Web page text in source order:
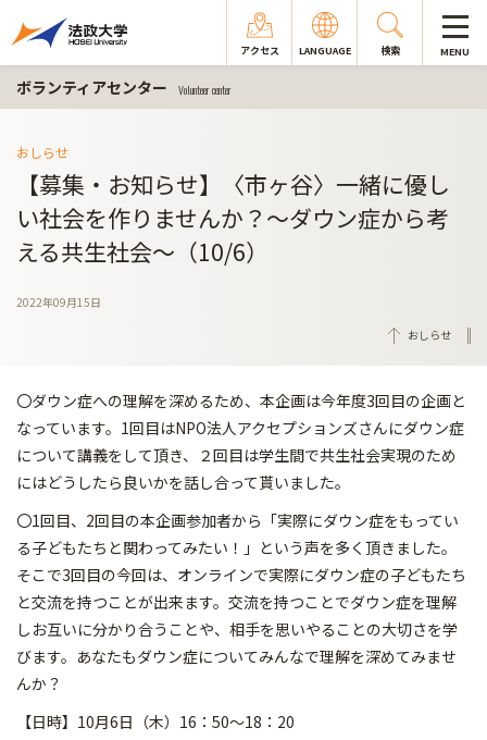
アクセス LANGUAGE 検索 MENU
ボランティアセンター Volunteer center
おしらせ
【募集・お知らせ】〈市ヶ谷〉一緒に優し
い社会を作りませんか？〜ダウン症から考
える共生社会〜（10/6）
2022年09月15日
おしらせ
〇ダウン症への理解を深めるため、本企画は今年度3回目の企画と
なっています。1回目はNPO法人アクセプションズさんにダウン症
について講義をして頂き、２回目は学生間で共生社会実現のため
にはどうしたら良いかを話し合って貰いました。
〇1回目、2回目の本企画参加者から「実際にダウン症をもってい
る子どもたちと関わってみたい！」という声を多く頂きました。
そこで3回目の今回は、オンラインで実際にダウン症の子どもたち
と交流を持つことが出来ます。交流を持つことでダウン症を理解
しお互いに分かり合うことや、相手を思いやることの大切さを学
びます。あなたもダウン症についてみんなで理解を深めてみませ
んか？
【日時】10月6日（木）16：50～18：20